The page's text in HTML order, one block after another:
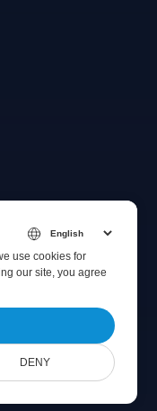
use cookies for
our site, you agree
DENY